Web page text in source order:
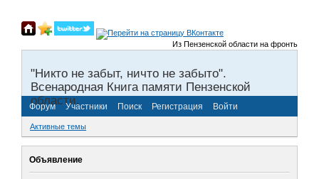
Из Пензенской области на фронты
"Никто не забыт, ничто не забыто".
Всенародная Книга памяти Пензенской
области.
Форум Участники Поиск Регистрация Войти
Активные темы
Объявление